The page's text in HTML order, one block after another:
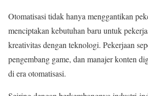
Otomatisasi tidak hanya menggantikan
menciptakan kebutuhan baru untuk
kreativitas dengan teknologi. Pekerjaan
pengembang game, dan manajer konten
di era otomatisasi.